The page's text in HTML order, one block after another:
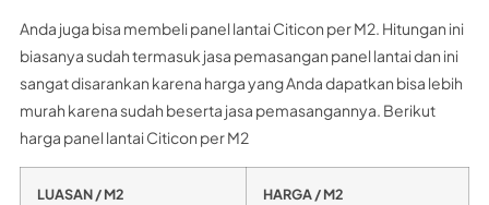
Anda juga bisa membeli panel lantai Citicon per M2. Hitungan ini
biasanya sudah termasuk jasa pemasangan panel lantai dan ini
sangat disarankan karena harga yang Anda dapatkan bisa lebih
murah karena sudah beserta jasa pemasangannya. Berikut
harga panel lantai Citicon per M2
LUASAN / M2 HARGA / M2